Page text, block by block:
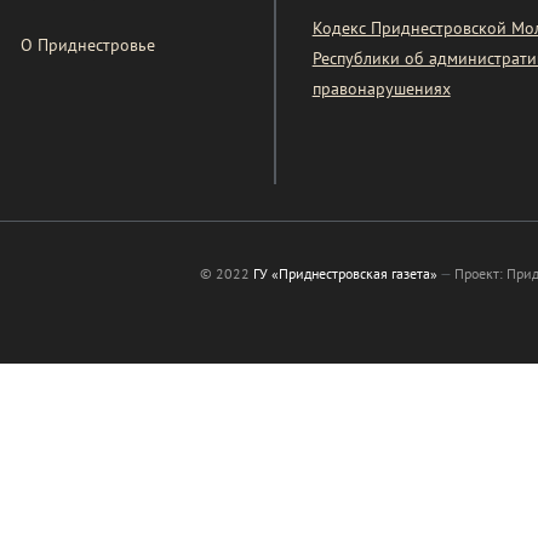
О Приднестровье
Кодекс Приднестровской
Республики об
правонарушениях
© 2022 ГУ «Приднестровская газета» — Проект: